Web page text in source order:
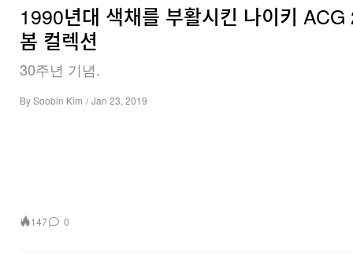
1990년대 색채를 부활시킨 나이키
봄 컬렉션
30주년 기념.
BySoobin Kim / Jan 23, 2019
147 0